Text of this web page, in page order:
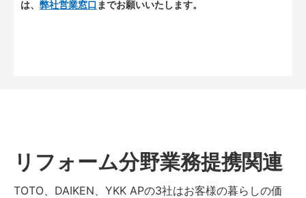
は、 弊社営業窓口 までお願いいたします。
リフォーム分野業務提携関連
TOTO、DAIKEN、YKK APの3社はお客様の暮らしの価